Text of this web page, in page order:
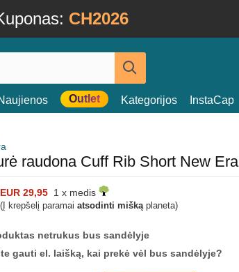
CH2026
Outlet Kategorijos InstaCap
raudona Cuff Rib Short New Era
EUR 29,95 1 x medis
(Į krepšelį paramai atsodinti miškąplaneta)
netrukus bus sandėlyje
gauti el. laišką, kai prekė vėl bus sandėlyje?